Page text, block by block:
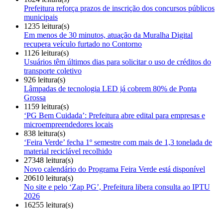
Prefeitura reforça prazos de inscrição dos concursos públicos
municipais
1235 leitura(s)
Em menos de 30 minutos, atuação da Muralha Digital
recupera veículo furtado no Contorno
1126 leitura(s)
Usuários têm últimos dias para solicitar o uso de créditos do
transporte coletivo
926 leitura(s)
Lâmpadas de tecnologia LED já cobrem 80% de Ponta
Grossa
1159 leitura(s)
‘PG Bem Cuidada’: Prefeitura abre edital para empresas e
microempreendedores locais
838 leitura(s)
‘Feira Verde’ fecha 1º semestre com mais de 1,3 tonelada de
material reciclável recolhido
27348 leitura(s)
Novo calendário do Programa Feira Verde está disponível
20610 leitura(s)
No site e pelo ‘Zap PG’, Prefeitura libera consulta ao IPTU
2026
16255 leitura(s)